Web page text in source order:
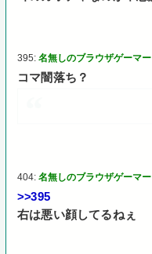
395:名無しのブラウザゲーマー
コマ闇落ち？
404:名無しのブラウザゲーマー
>>395
右は悪い顔してるねぇ